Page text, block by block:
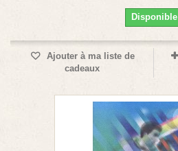
Disponible
Ajouter à ma liste de
cadeaux